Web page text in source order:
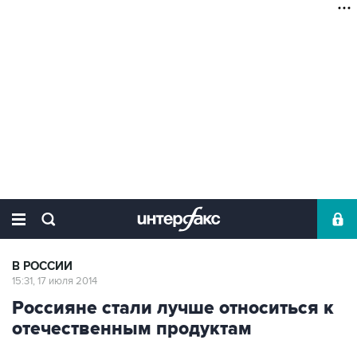
В РОССИИ
15:31, 17 июля 2014
Россияне стали лучше относиться к
отечественным продуктам